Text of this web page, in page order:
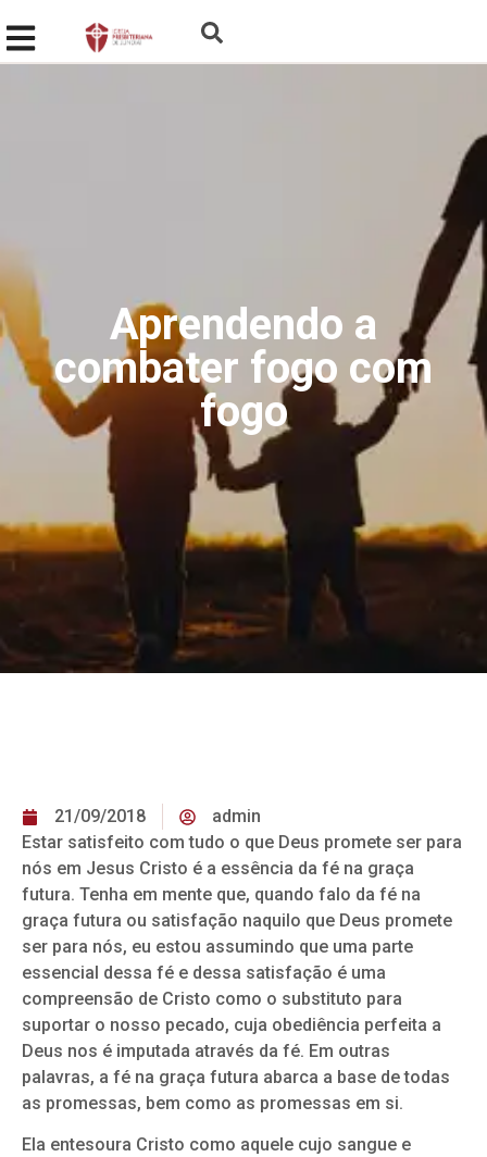
Aprendendo a
combater fogo com
fogo
21/09/2018
admin
Estar satisfeito com tudo o que Deus promete ser para
nós em Jesus Cristo é a essência da fé na graça
futura. Tenha em mente que, quando falo da fé na
graça futura ou satisfação naquilo que Deus promete
ser para nós, eu estou assumindo que uma parte
essencial dessa fé e dessa satisfação é uma
compreensão de Cristo como o substituto para
suportar o nosso pecado, cuja obediência perfeita a
Deus nos é imputada através da fé. Em outras
palavras, a fé na graça futura abarca a base de todas
as promessas, bem como as promessas em si.
Ela entesoura Cristo como aquele cujo sangue e